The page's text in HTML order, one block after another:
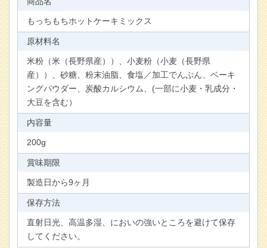
もっちもちホットケーキミックス
原材料名
米粉（米（長野県産））、小麦粉（小麦（長野県
産））、砂糖、粉末油脂、食塩／加工でんぷん、ベーキ
ングパウダー、炭酸カルシウム、(一部に小麦・乳成分・
大豆を含む）
内容量
200g
賞味期限
製造日から9ヶ月
保存方法
直射日光、高温多湿、においの強いところを避けて保存
してください。